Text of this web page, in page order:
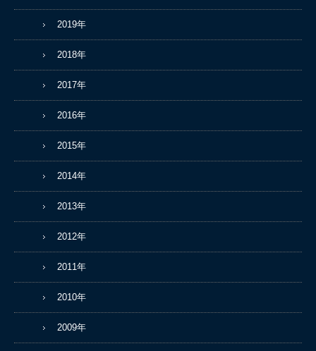
2019年
2018年
2017年
2016年
2015年
2014年
2013年
2012年
2011年
2010年
2009年